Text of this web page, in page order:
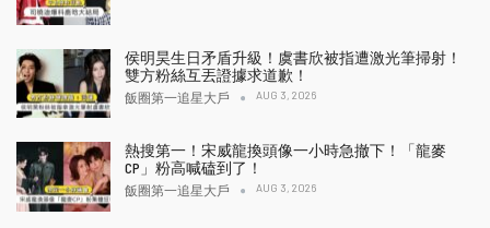
侯明昊生日矛盾升級！虞書欣被指遭激光筆掃射！
雙方粉絲互丟證據求道歉！
飯圈第一追星大戶 AUG 3, 2026
熱搜第一！宋威龍換頭像一小時急撤下！「龍麥
CP」粉高喊磕到了！
飯圈第一追星大戶 AUG 3, 2026